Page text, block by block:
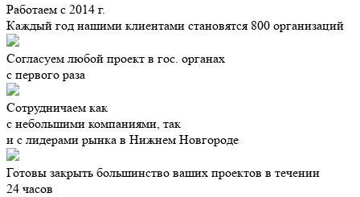
Работаем с 2014 г.
Каждый год нашими клиентами становятся 800 организаций
Согласуем любой проект в гос. органах
с первого раза
Сотрудничаем как
с небольшими компаниями, так
и с лидерами рынка в Нижнем Новгороде
Готовы закрыть большинство ваших проектов в течении
24 часов